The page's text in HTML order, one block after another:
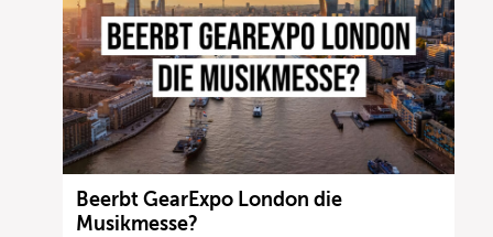
Beerbt GearExpo London die
Musikmesse?